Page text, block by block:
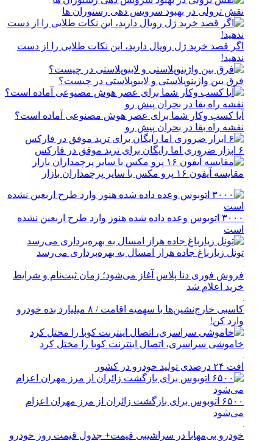
نقش ترولی در بهبود سرویس دهی رستوران ها
اگر قصد خرید ژل رویال دارید، این نکات طلایی را از دست
ندهید!
فرق بین واژینوپلاستی و لابیوپلاستی در چیست؟
آیا کسب وکار شما برای عصر هوش مصنوعی آماده است؟
نقشه راه بقا در بحران پیش رو
۶ ابزار ضروری اما رایگان برای ترید موفق در فارکس
مقایسه آیفون ۱۶ پرو مکس با سایر پرچمداران بازار
۳۰۰۰ اتوبوس وعده داده شده هنوز وارد طرح اربعین نشده
است
تونل زیارباغ جاده هراز امسال به بهره‌برداری می‌رسد
فروش فوری دنا پلاس آغاز می‌شود؛ زمان ثبت‌نام و شرایط
خرید اعلام شد
کاسبی خارج‌نشین‌ها با سهمیه اقامت / ۸ میلیارد بده خودرو
وارد کن!
خاموشی سراسری، اتصال اینترنت کوبا را مختل کرد
افت ۲۴ درصدی تولید خودرو در کشور
۶۵۰۰ اتوبوس برای بازگشت زائران از مرز مهران اعزام
می‌شود
خودرو بی‌مهابا در سراشیبی قیمت+ جدول قیمت روز خودرو